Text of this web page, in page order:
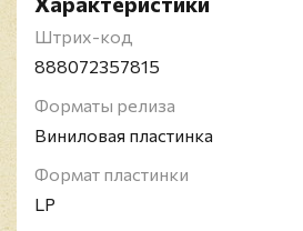
Джон Колтрейн, более
из знаменитых американских
саксофонистов и
композиций. Но все свои самые
награды музыкант получил уже
числе и Пулитцеровскою
Штрих-код
888072357815
Форматы релиза
Виниловая пластинка
Формат пластинки
LP